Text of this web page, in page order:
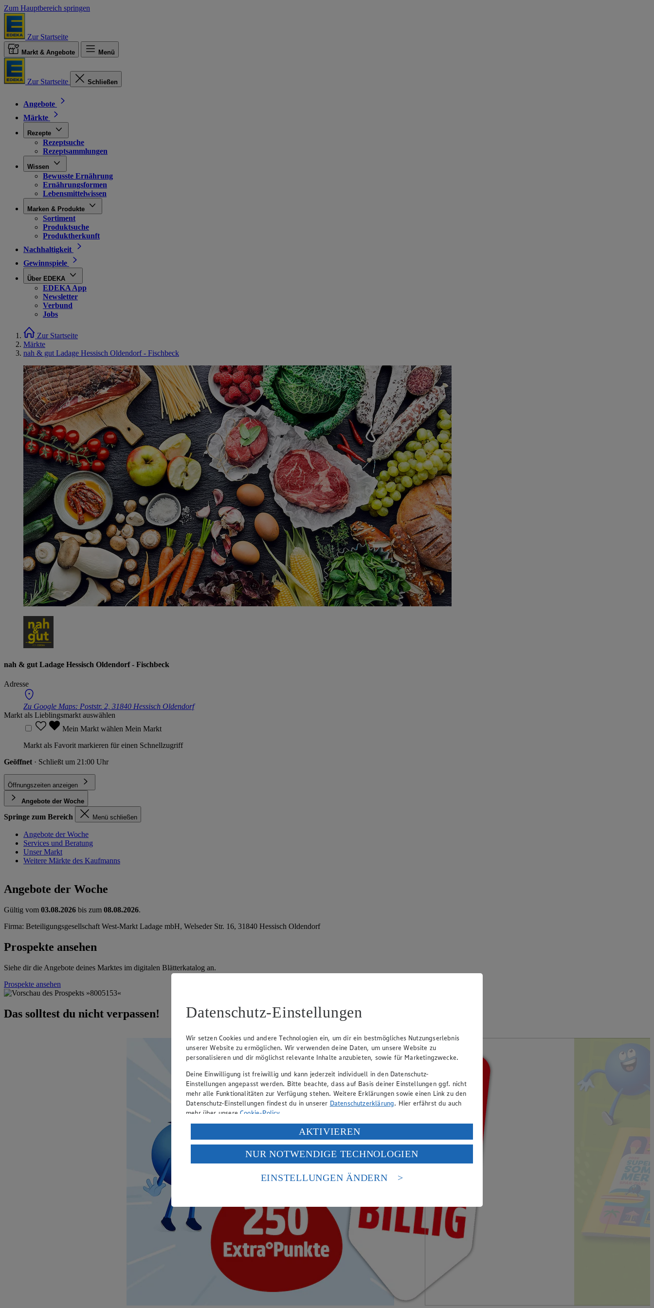
Zum Hauptbereich springen
Zur Startseite
Markt & Angebote Menü
Zur Startseite Schließen
Angebote
Märkte
Rezepte
Rezeptsuche
Rezeptsammlungen
Wissen
Bewusste Ernährung
Ernährungsformen
Lebensmittelwissen
Marken & Produkte
Sortiment
Produktsuche
Produktherkunft
Nachhaltigkeit
Gewinnspiele
Über EDEKA
EDEKA App
Newsletter
Verbund
Jobs
Zur Startseite
Märkte
nah & gut Ladage Hessisch Oldendorf - Fischbeck
nah & gut Ladage Hessisch Oldendorf - Fischbeck
Adresse
Zu Google Maps: Poststr. 2, 31840 Hessisch Oldendorf
Markt als Lieblingsmarkt auswählen
Mein Markt wählen Mein Markt
Markt als Favorit markieren für einen Schnellzugriff
Geöffnet · Schließt um 21:00 Uhr
Öffnungszeiten anzeigen
Angebote der Woche
Springe zum Bereich Menü schließen
Angebote der Woche
Services und Beratung
Unser Markt
Weitere Märkte des Kaufmanns
Angebote der Woche
Gültig vom 03.08.2026 bis zum 08.08.2026.
Firma: Beteiligungsgesellschaft West-Markt Ladage mbH, Welseder Str. 16, 31840 Hessisch Oldendorf
Prospekte ansehen
Siehe dir die Angebote deines Marktes im digitalen Blätterkatalog an.
Prospekte ansehen
Das solltest du nicht verpassen! Datenschutz-Einstellungen
Wir setzen Cookies und andere Technologien ein, um dir ein bestmögliches Nutzungserlebnis
unserer Website zu ermöglichen. Wir verwenden deine Daten, um unsere Website zu
personalisieren und dir möglichst relevante Inhalte anzubieten, sowie für Marketingzwecke.
Deine Einwilligung ist freiwillig und kann jederzeit individuell in den Datenschutz-
Einstellungen angepasst werden. Bitte beachte, dass auf Basis deiner Einstellungen ggf. nicht
mehr alle Funktionalitäten zur Verfügung stehen. Weitere Erklärungen sowie einen Link zu den
Datenschutz-Einstellungen findest du in unserer Datenschutzerklärung. Hier erfährst du auch
mehr über unsereCookie-Policy.
Verarbeitung deiner personenbezogenen Daten in den USA durch Facebook und YouTube:
Wenn du auf „Aktivieren“ klickst, willigst du im Sinne des Art. 49 Abs. 1 Satz 1 lit. a) DSGVO
ein, dass deine Daten in den USA verarbeitet werden. Der EuGH sieht die USA als Land mit
einem nach europäischen Standards nicht angemessenen Datenschutzniveau an. Es besteht das
Risiko eines Zugriffs durch US-amerikanische Behörden.
AKTIVIEREN
NUR NOTWENDIGE TECHNOLOGIEN
EINSTELLUNGEN ÄNDERN